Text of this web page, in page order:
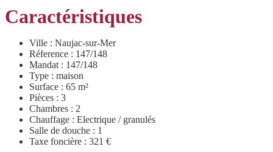
Caractéristiques
Ville : Naujac-sur-Mer
Réference : 147/148
Mandat : 147/148
Type : maison
Surface : 65 m²
Pièces : 3
Chambres : 2
Chauffage : Electrique / granulés
Salle de douche : 1
Taxe foncière : 321 €